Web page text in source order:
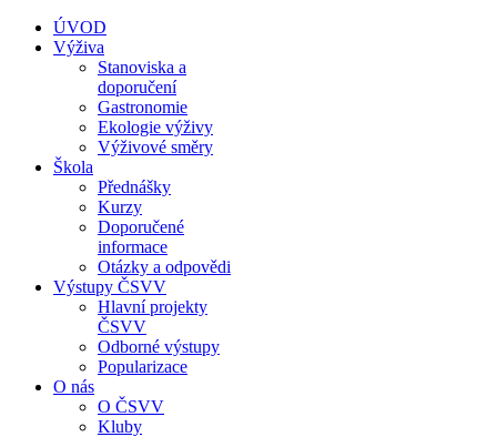
ÚVOD
Výživa
Stanoviska a
doporučení
Gastronomie
Ekologie výživy
Výživové směry
Škola
Přednášky
Kurzy
Doporučené
informace
Otázky a odpovědi
Výstupy ČSVV
Hlavní projekty
ČSVV
Odborné výstupy
Popularizace
O nás
O ČSVV
Kluby